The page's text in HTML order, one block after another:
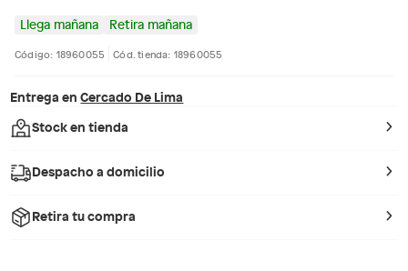
Llega mañana Retira mañana
Código: 18960055 Cód. tienda: 18960055
Entrega en Cercado De Lima
Stock en tienda
Despacho a domicilio
Retira tu compra